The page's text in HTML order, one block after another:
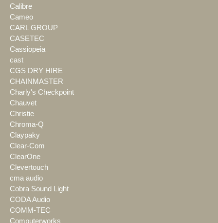
Calibre
Cameo
CARL GROUP
CASETEC
Cassiopeia
cast
CGS DRY HIRE
CHAINMASTER
Charly's Checkpoint
Chauvet
Christie
Chroma-Q
Claypaky
Clear-Com
ClearOne
Clevertouch
cma audio
Cobra Sound Light
CODA Audio
COMM-TEC
Computerworks